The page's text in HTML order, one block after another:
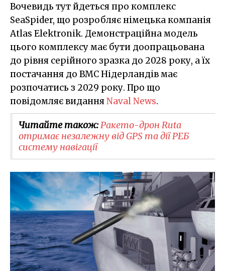
Вочевидь тут йдеться про комплекс
SeaSpider, що розробляє німецька компанія
Atlas Elektronik. Демонстраційна модель
цього комплексу має бути доопрацьована
до рівня серійного зразка до 2028 року, а їх
постачання до ВМС Нідерландів має
розпочатись з 2029 року. Про що
повідомляє виданняNaval News.
Читайте також:Ракето-дрон Ruta
отримає незалежну від GPS та дії РЕБ
систему навігації